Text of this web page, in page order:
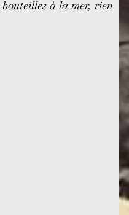
à la mer, rien